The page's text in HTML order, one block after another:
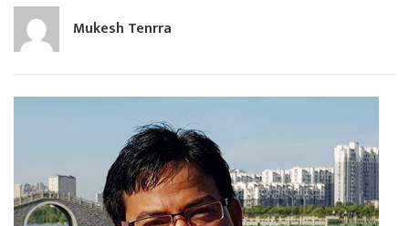
Mukesh Tenrra